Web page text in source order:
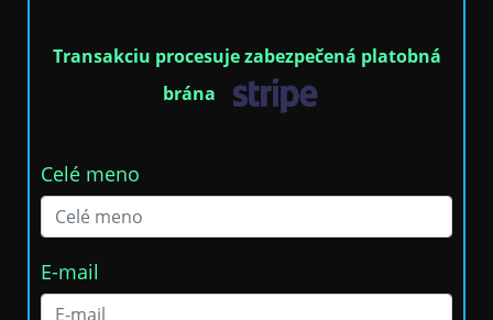
Transakciu procesuje zabezpečená platobná
brána
Celé meno
E-mail